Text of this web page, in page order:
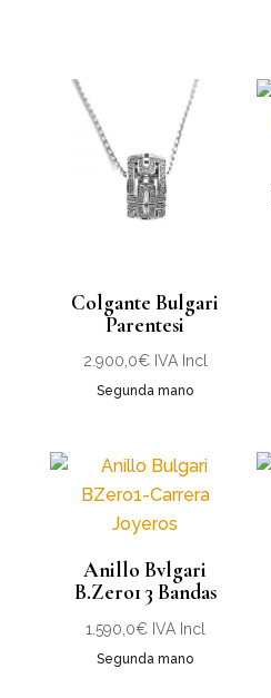
Colgante Bulgari
Parentesi
2.900,0€ IVA Incl
Segunda mano
Anillo Bvlgari
B.Zero1 3 Bandas
1.590,0€ IVA Incl
Segunda mano